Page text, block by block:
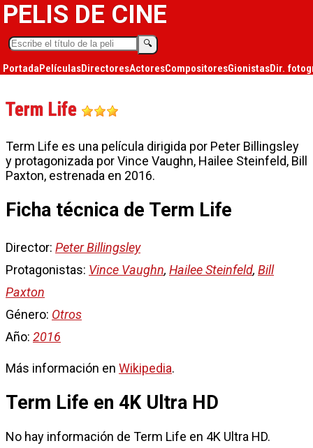
PELIS DE CINE
🔍︎
PortadaPelículasDirectoresActoresCompositoresGionistasDir.
Term Life
Term Life es una película dirigida por Peter Billingsley
y protagonizada por Vince Vaughn, Hailee Steinfeld, Bill
Paxton, estrenada en 2016.
Ficha técnica de Term Life
Director: Peter Billingsley
Protagonistas: Vince Vaughn, Hailee Steinfeld, Bill
Paxton
Género: Otros
Año: 2016
Más información en Wikipedia.
Term Life en 4K Ultra HD
No hay información de Term Life en 4K Ultra HD.